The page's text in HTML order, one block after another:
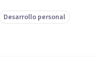
Desarrollo personal